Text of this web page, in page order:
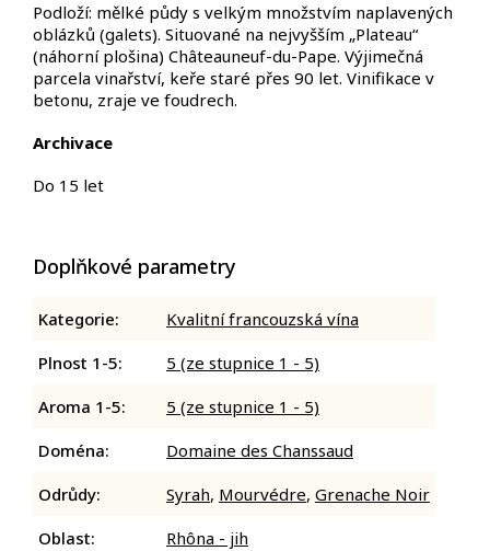
Podloží: mělké půdy s velkým množstvím naplavených
oblázků (galets). Situované na nejvyšším „Plateau“
(náhorní plošina) Châteauneuf-du-Pape. Výjimečná
parcela vinařství, keře staré přes 90 let. Vinifikace v
betonu, zraje ve foudrech.
Archivace
Do 15 let
Doplňkové parametry
Kategorie:
Kvalitní francouzská vína
Plnost 1-5:
5 (ze stupnice 1 - 5)
Aroma 1-5:
5 (ze stupnice 1 - 5)
Doména:
Domaine des Chanssaud
Odrůdy: Syrah, Mourvédre, Grenache Noir
Oblast:
Rhôna - jih